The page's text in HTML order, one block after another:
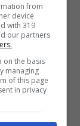
from
device
with 319
our partners
on the basis
managing
of this page
in privacy